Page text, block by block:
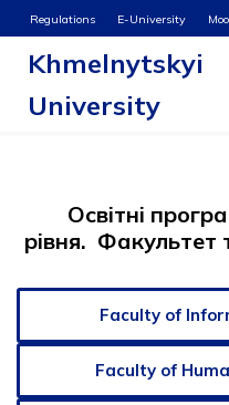
Skip
content
Regulations E-University
University
Освітні
рівня. Факультет
Faculty of
Faculty of